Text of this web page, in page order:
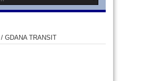
/ GDANA TRANSIT